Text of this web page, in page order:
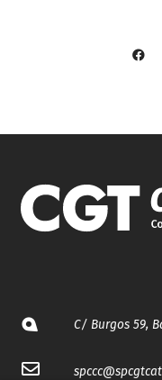
C/ Burgos 59,
spccc@